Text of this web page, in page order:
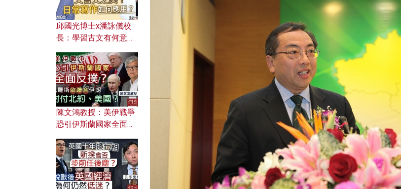
邱國光博士x潘詠儀校
長：學習古文有何意
文之美？ 日常寫作如何
應用？
陳文鴻教授：美伊戰爭
恐引伊斯蘭國家全面反
對付北約美國？